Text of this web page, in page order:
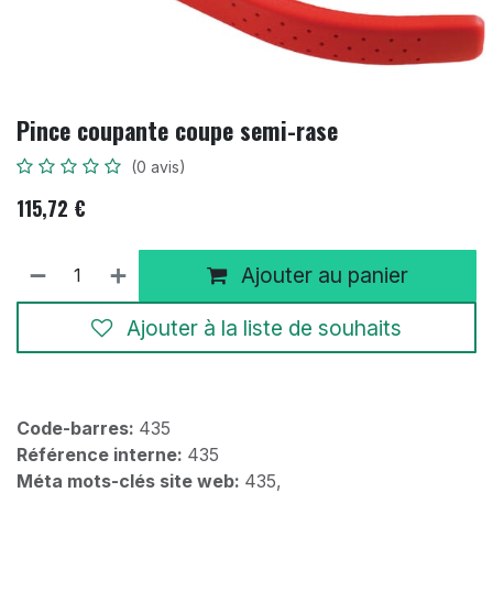
Pince coupante coupe semi-rase
(0 avis)
115,72 €
Ajouter au panier
Ajouter à la liste de souhaits
Code-barres: 435
Référence interne: 435
Méta mots-clés site web: 435,